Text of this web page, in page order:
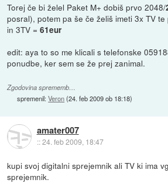
Torej če bi želel Paket M+ dobiš prvo 2048/
posral), potem pa še če želiš imeti 3x TV
in 3TV =61eur
edit: aya to so me klicali s telefonske
ponudbe, ker sem se že prej zanimal.
Zgodovina sprememb…
spremenil:Veron(24. feb 2009 ob 18:18)
amater007
::24. feb 2009, 18:47
kupi svoj digitalni sprejemnik ali TV ki ima
sprejemnik.